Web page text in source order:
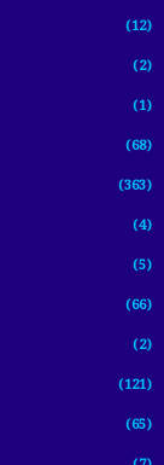
(12)
(2)
(1)
(68)
(363)
(4)
(5)
(66)
(2)
(121)
(65)